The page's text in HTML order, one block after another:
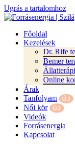
Ugrás a tartalomhoz
Főoldal
Kezelések
Dr. Rife
Bemer
Online
Árak
Tanfolyam
Női kör
Videók
Forrásenergia
Kapcsolat